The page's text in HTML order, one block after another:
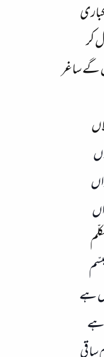
کر
گے ساغر​
ہے
ہے